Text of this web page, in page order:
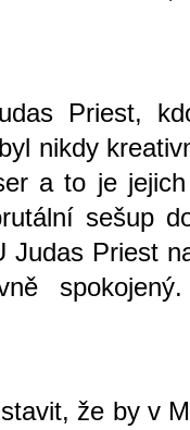
Priest,
nikdy
a to je
sešup
Judas Priest
že by v